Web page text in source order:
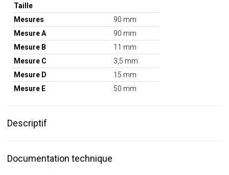
Taille
Mesures
90 mm
Mesure A
90 mm
Mesure B
11 mm
Mesure C
3,5 mm
Mesure D
15 mm
Mesure E
50 mm
Descriptif
Documentation technique